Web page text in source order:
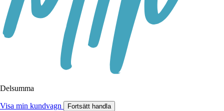
Delsumma
Visa min kundvagn Fortsätt handla